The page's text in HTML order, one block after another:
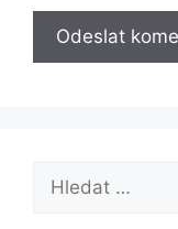
Hledat: